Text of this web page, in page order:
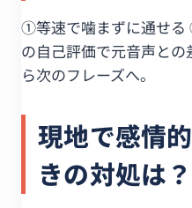
①等速で噛まずに通せ
の自己評価で元音声と
ら次のフレーズへ。
現地で感情
きの対処は？